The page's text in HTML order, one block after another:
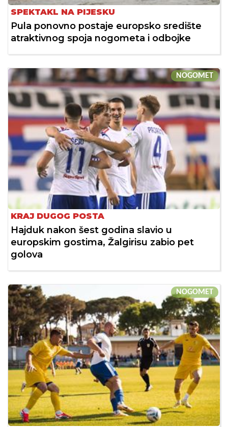
SPEKTAKL NA PIJESKU
Pula ponovno postaje europsko središte
atraktivnog spoja nogometa i odbojke
NOGOMET
KRAJ DUGOG POSTA
Hajduk nakon šest godina slavio u
europskim gostima, Žalgirisu zabio pet
golova
NOGOMET